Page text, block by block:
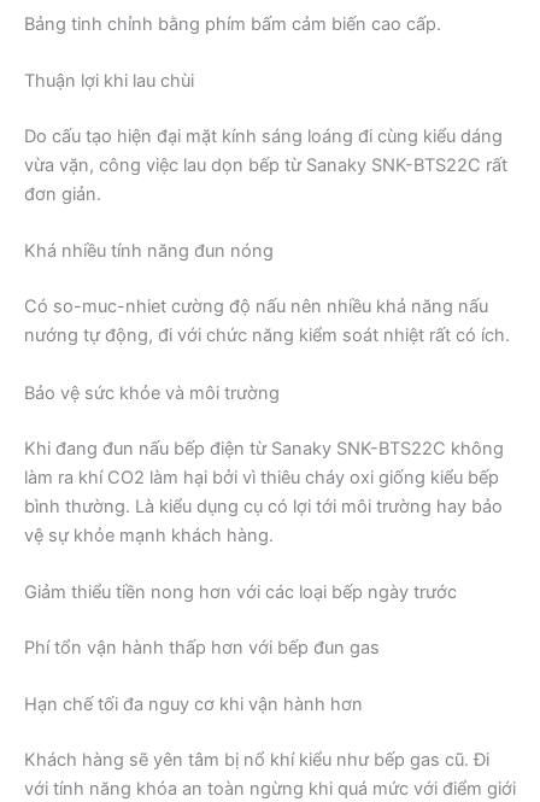
Bảng tinh chỉnh bằng phím bấm cảm biến cao cấp.
Thuận lợi khi lau chùi
Do cấu tạo hiện đại mặt kính sáng loáng đi cùng kiểu dáng
vừa vặn, công việc lau dọn bếp từ Sanaky SNK-BTS22C rất
đơn giản.
Khá nhiều tính năng đun nóng
Có so-muc-nhiet cường độ nấu nên nhiều khả năng nấu
nướng tự động, đi với chức năng kiểm soát nhiệt rất có ích.
Bảo vệ sức khỏe và môi trường
Khi đang đun nấu bếp điện từ Sanaky SNK-BTS22C không
làm ra khí CO2 làm hại bởi vì thiêu cháy oxi giống kiểu bếp
bình thường. Là kiểu dụng cụ có lợi tới môi trường hay bảo
vệ sự khỏe mạnh khách hàng.
Giảm thiểu tiền nong hơn với các loại bếp ngày trước
Phí tổn vận hành thấp hơn với bếp đun gas
Hạn chế tối đa nguy cơ khi vận hành hơn
Khách hàng sẽ yên tâm bị nổ khí kiểu như bếp gas cũ. Đi
với tính năng khóa an toàn ngừng khi quá mức với điểm giới